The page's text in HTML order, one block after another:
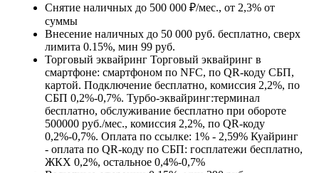
Снятие наличных до 500 000 ₽/мес., от 2,3% от
суммы
Внесение наличных до 50 000 руб. бесплатно, сверх
лимита 0.15%, мин 99 руб.
Торговый эквайринг Торговый эквайринг в
смартфоне: смартфоном по NFC, по QR-коду СБП,
картой. Подключение бесплатно, комиссия 2,2%, по
СБП 0,2%-0,7%. Турбо-эквайринг:терминал
бесплатно, обслуживание бесплатно при обороте
500000 руб./мес., комиссия 2,2%, по QR-коду
0,2%-0,7%. Оплата по ссылке: 1% - 2,59% Куайринг
- оплата по QR-коду по СБП: госплатежи бесплатно,
ЖКХ 0,2%, остальное 0,4%-0,7%